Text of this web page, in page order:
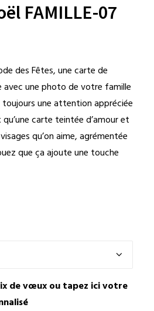
FAMILLE-07
des Fêtes, une carte de
avec une photo de votre famille
une attention appréciée
carte teintée d’amour et
qu’on aime, agrémentée
que ça ajoute une touche
de vœux ou tapez ici votre